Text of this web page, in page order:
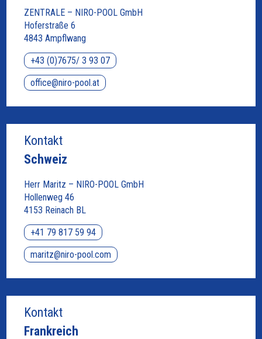
ZENTRALE – NIRO-POOL GmbH
Hoferstraße 6
4843 Ampflwang
+43 (0)7675/ 3 93 07
office@niro-pool.at
Kontakt
Schweiz
Herr Maritz – NIRO-POOL GmbH
Hollenweg 46
4153 Reinach BL
+41 79 817 59 94
maritz@niro-pool.com
Kontakt
Frankreich